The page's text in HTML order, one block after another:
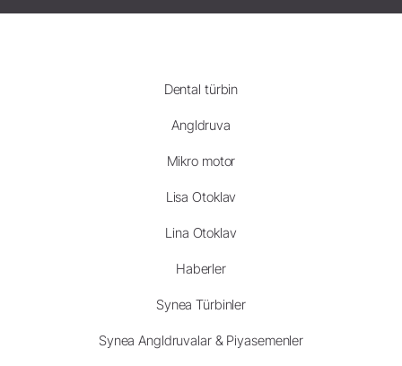
Dental türbin
Angldruva
Mikro motor
Lisa Otoklav
Lina Otoklav
Haberler
Synea Türbinler
Synea Angldruvalar & Piyasemenler